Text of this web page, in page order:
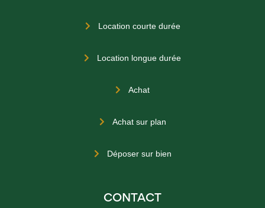
 Location courte durée
 Location longue durée
 Achat
 Achat sur plan
 Déposer sur bien
CONTACT